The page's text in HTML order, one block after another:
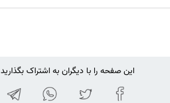
این صفحه را با دیگران به اشتراک بگذارید